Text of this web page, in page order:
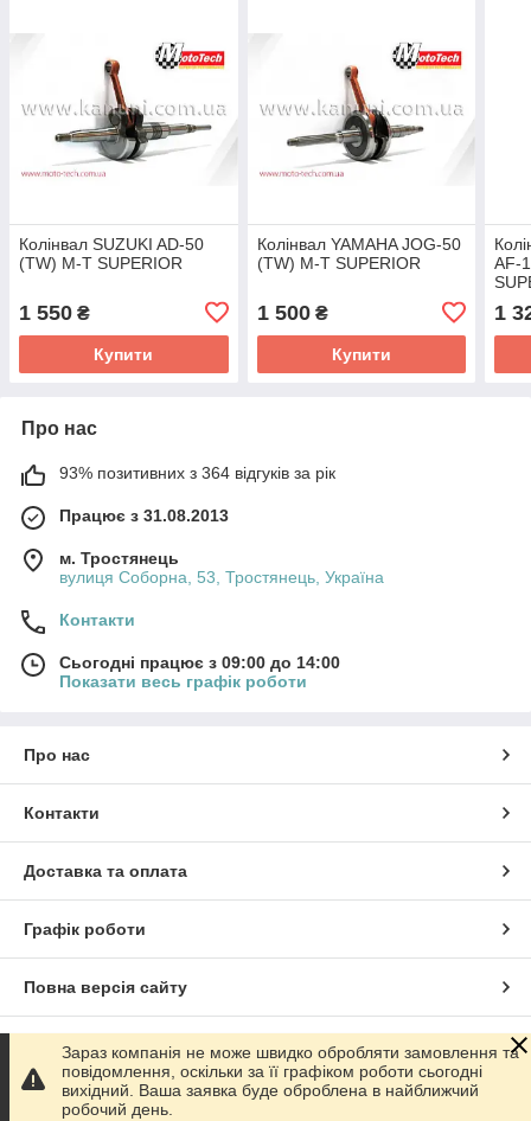
Колінвал SUZUKI AD-50
(TW) M-T SUPERIOR
1 550 ₴
Купити
Колінвал YAMAHA JOG-50
(TW) M-T SUPERIOR
1 500₴
Купити
AF-
1
Про нас
93% позитивних з 364 відгуків за рік
Працює з 31.08.2013
м. Тростянець
вулиця Соборна, 53, Тростянець, Україна
Контакти
Сьогодні працює з 09:00 до 14:00
Показати весь графік роботи
Про нас
Контакти
Доставка та оплата
Графік роботи
Повна версія сайту
Сайт створено на маркетплейсі Prom.ua
Політика конфіденційності
Зараз компанія не може швидко обробляти замовлення та
повідомлення, оскільки за її графіком роботи сьогодні
вихідний. Ваша заявка буде оброблена в найближчий
робочий день.